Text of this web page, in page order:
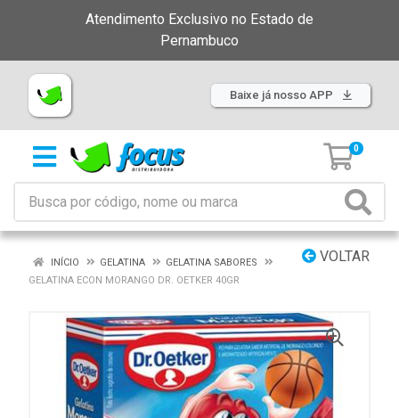
Atendimento Exclusivo no Estado de
Pernambuco
Baixe já nosso APP
0
VOLTAR
INÍCIO GELATINA
GELATINA SABORES
GELATINA ECON MORANGO DR. OETKER 40GR